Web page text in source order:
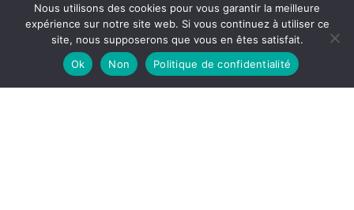
Nous utilisons des cookies pour vous garantir la meilleure
expérience sur notre site web. Si vous continuez à utiliser ce
site, nous supposerons que vous en êtes satisfait.
Ok
Non Politique de confidentialité